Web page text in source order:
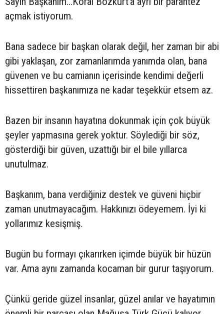
açmak istiyorum.
Bana sadece bir başkan olarak değil, her zaman bir abi
gibi yaklaşan, zor zamanlarımda yanımda olan, bana
güvenen ve bu camianın içerisinde kendimi değerli
hissettiren başkanımıza ne kadar teşekkür etsem az.
Bazen bir insanın hayatına dokunmak için çok büyük
şeyler yapmasına gerek yoktur. Söylediği bir söz,
gösterdiği bir güven, uzattığı bir el bile yıllarca
unutulmaz.
Başkanım, bana verdiğiniz destek ve güveni hiçbir
zaman unutmayacağım. Hakkınızı ödeyemem. İyi ki
yollarımız kesişmiş.
Bugün bu formayı çıkarırken içimde büyük bir hüzün
var. Ama aynı zamanda kocaman bir gurur taşıyorum.
Çünkü geride güzel insanlar, güzel anılar ve hayatımın